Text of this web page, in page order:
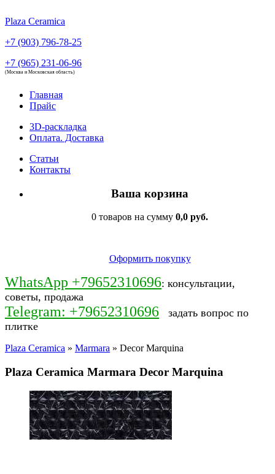
Plaza Ceramica
+7 (903) 796-78-25
+7 (965) 231-06-96
(Москва и Московская область)
Главная
Прайс
3D-раскладка
Оплата. Доставка
Статьи
Контакты
Ваша корзина
0 товаров на сумму 0,0 руб.
Оформить покупку
WhatsApp +79652310696: консультации,
советы, продажа
Telegram: +79652310696
задать вопрос по
плитке
Plaza Ceramica » Marmara » Decor Marquina
Plaza Ceramica Marmara Decor Marquina